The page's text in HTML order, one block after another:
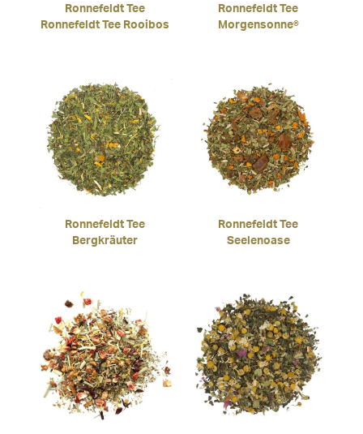
Ronnefeldt Tee
Ronnefeldt Tee Rooibos
Ronnefeldt Tee
Morgensonne®
Ronnefeldt Tee
Bergkräuter
Ronnefeldt Tee
Seelenoase